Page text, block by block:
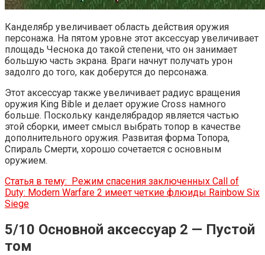
Канделябр увеличивает область действия оружия
персонажа. На пятом уровне этот аксессуар увеличивает
площадь Чеснока до такой степени, что он занимает
большую часть экрана. Враги начнут получать урон
задолго до того, как доберутся до персонажа.
Этот аксессуар также увеличивает радиус вращения
оружия King Bible и делает оружие Cross намного
больше. Поскольку канделябрадор является частью
этой сборки, имеет смысл выбрать топор в качестве
дополнительного оружия. Развитая форма Топора,
Спираль Смерти, хорошо сочетается с основным
оружием.
Статья в тему: Режим спасения заключенных Call of
Duty: Modern Warfare 2 имеет четкие флюиды Rainbow Six
Siege
5/10 Основной аксессуар 2 — Пустой
том